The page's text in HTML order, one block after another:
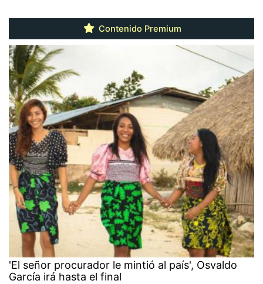
Contenido Premium
'El señor procurador le mintió al país', Osvaldo
García irá hasta el final